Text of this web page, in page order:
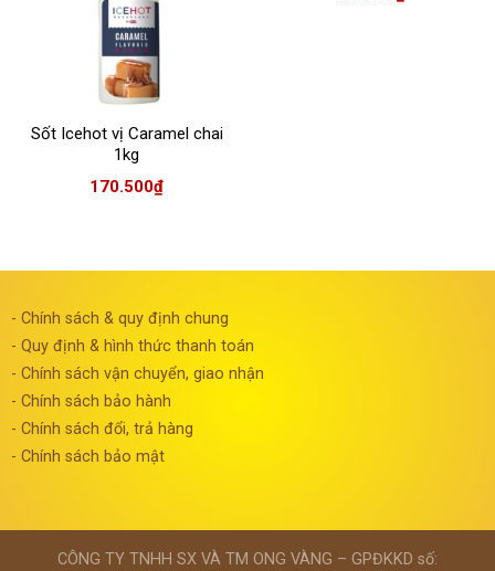
Sốt Icehot vị Caramel chai
1kg
170.500₫
- Chính sách & quy định chung
- Quy định & hình thức thanh toán
- Chính sách vận chuyển, giao nhận
- Chính sách bảo hành
- Chính sách đổi, trả hàng
- Chính sách bảo mật
CÔNG TY TNHH SX VÀ TM ONG VÀNG – GPĐKKD số: